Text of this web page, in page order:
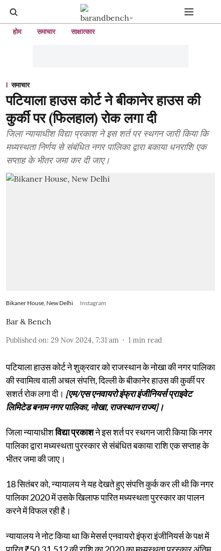
होम समाचार साक्षात्कार
समाचार
पटियाला हाउस कोर्ट ने बीकानेर हाउस की
कुर्की पर (फिलहाल) रोक लगा दी
जिला न्यायाधीश विद्या प्रकाश ने इस शर्त पर स्थगन जारी किया कि
मध्यस्थता निर्णय से संबंधित नगर पालिका द्वारा बकाया धनराशि एक
सप्ताह के भीतर जमा कर दी जाए।
Bikaner House, New Delhi Instagram
Bar & Bench
Published on: 29 Nov 2024, 7:31 am 1 min read
पटियाला हाउस कोर्ट ने शुक्रवार को राजस्थान के नोखा की नगर पालिका
की स्वामित्व वाली अचल संपत्ति, दिल्ली के बीकानेर हाउस की कुर्की पर
सशर्त रोक लगा दी। [एम/एस एनवायरो इंफ्रा इंजीनियर्स प्राइवेट
लिमिटेड बनाम नगर पालिका, नोखा, राजस्थान राज्य]।
जिला न्यायाधीशविद्या प्रकाशने इस शर्त पर स्थगन जारी किया कि नगर
पालिका द्वारा मध्यस्थता पुरस्कार से संबंधित बकाया राशि एक सप्ताह के
भीतर जमा की जाए।
18 सितंबर को, न्यायालय ने यह देखते हुए संपत्ति कुर्क कर ली थी कि नगर
पालिका 2020 में उसके खिलाफ पारित मध्यस्थता पुरस्कार का पालन
करने में विफल रही है।
न्यायालय ने नोट किया था कि मेसर्स एनवायरो इंफ्रा इंजीनियर्स के पक्ष में
पारित ₹50,31,512 की राशि का 2020 का मध्यस्थता पुरस्कार अंतिम